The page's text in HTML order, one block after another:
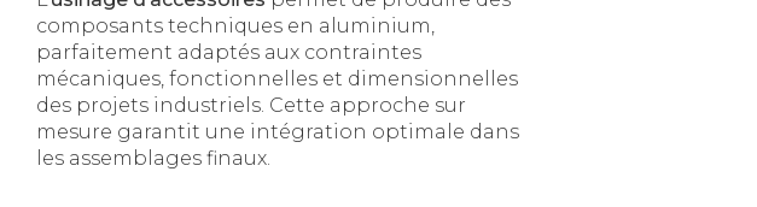
composants techniques en aluminium,
parfaitement adaptés aux contraintes
mécaniques, fonctionnelles et dimensionnelles
des projets industriels. Cette approche sur
mesure garantit une intégration optimale dans
les assemblages finaux.